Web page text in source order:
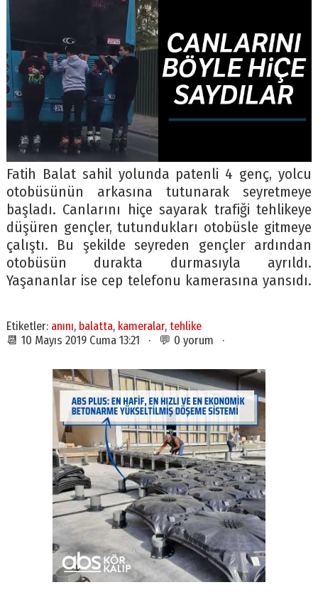
Fatih Balat sahil yolunda patenli 4 genç, yolcu
otobüsünün arkasına tutunarak seyretmeye
başladı. Canlarını hiçe sayarak trafiği tehlikeye
düşüren gençler, tutundukları otobüsle gitmeye
çalıştı. Bu şekilde seyreden gençler ardından
otobüsün durakta durmasıyla ayrıldı.
Yaşananlar ise cep telefonu kamerasına yansıdı.
Etiketler: anını, balatta, kameralar, tehlike
📆 10 Mayıs 2019 Cuma 13:21 · 💬 0 yorum ·